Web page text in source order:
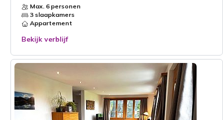
Max. 6 personen
3 slaapkamers
Appartement
Bekijk verblijf